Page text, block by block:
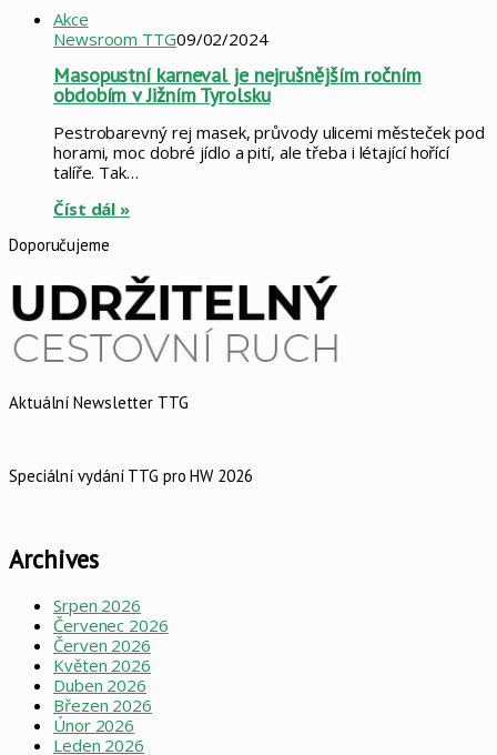
Akce
Newsroom TTG09/02/2024
Masopustní karneval je nejrušnějším ročním
obdobím v Jižním Tyrolsku
Pestrobarevný rej masek, průvody ulicemi městeček pod
horami, moc dobré jídlo a pití, ale třeba i létající hořící
talíře. Tak…
Číst dál »
Doporučujeme
Aktuální Newsletter TTG
Speciální vydání TTG pro HW 2026
Archives
Srpen 2026
Červenec 2026
Červen 2026
Květen 2026
Duben 2026
Březen 2026
Únor 2026
Leden 2026